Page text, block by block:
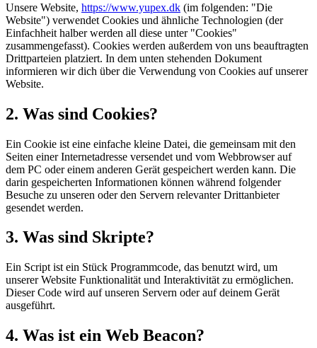
Unsere Website, https://www.yupex.dk (im folgenden: "Die
Website") verwendet Cookies und ähnliche Technologien (der
Einfachheit halber werden all diese unter "Cookies"
zusammengefasst). Cookies werden außerdem von uns beauftragten
Drittparteien platziert. In dem unten stehenden Dokument
informieren wir dich über die Verwendung von Cookies auf unserer
Website.
2. Was sind Cookies?
Ein Cookie ist eine einfache kleine Datei, die gemeinsam mit den
Seiten einer Internetadresse versendet und vom Webbrowser auf
dem PC oder einem anderen Gerät gespeichert werden kann. Die
darin gespeicherten Informationen können während folgender
Besuche zu unseren oder den Servern relevanter Drittanbieter
gesendet werden.
3. Was sind Skripte?
Ein Script ist ein Stück Programmcode, das benutzt wird, um
unserer Website Funktionalität und Interaktivität zu ermöglichen.
Dieser Code wird auf unseren Servern oder auf deinem Gerät
ausgeführt.
4. Was ist ein Web Beacon?